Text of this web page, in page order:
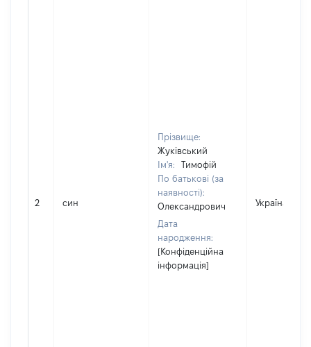
2 син
Прізвище:
Жуківський
Ім'я:
Тимофій
По батькові (за
наявності):
Олександрович
Дата
народження:
[Конфіденційна
інформація]
Україна